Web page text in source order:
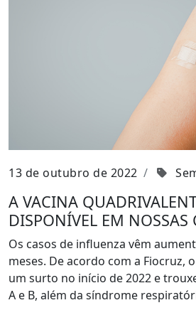
13 de outubro de 2022
A VACINA
DISPONÍVEL EM NOSSAS
Os casos de influenza vêm
meses. De acordo com a Fiocruz,
um surto no início de 2022 e
A e B, além da síndrome